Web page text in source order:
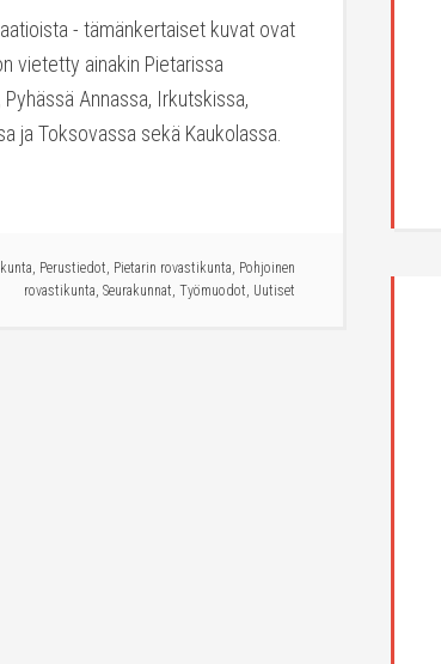
- tämänkertaiset kuvat ovat
vietetty ainakin Pietarissa
Annassa, Irkutskissa,
ja Toksovassa sekä Kaukolassa.
, Perustiedot, Pietarin rovastikunta, Pohjoinen
rovastikunta, Seurakunnat, Työmuodot, Uutiset